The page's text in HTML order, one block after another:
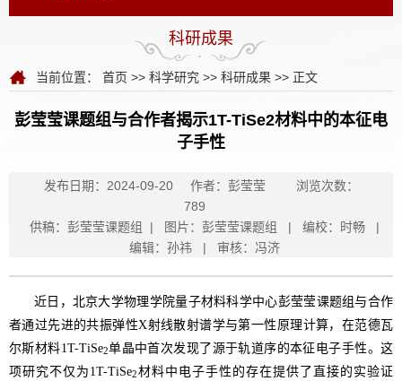
科研成果
当前位置： 首页 >> 科学研究 >> 科研成果 >> 正文
彭莹莹课题组与合作者揭示1T-TiSe2材料中的本征电
子手性
发布日期：2024-09-20 作者：彭莹莹
浏览次数：
789
供稿：彭莹莹课题组 | 图片：彭莹莹课题组 | 编校：时畅 |
编辑：孙祎 | 审核：冯济
近日，北京大学物理学院量子材料科学中心彭莹莹课题组与合作
者通过先进的共振弹性X射线散射谱学与第一性原理计算，在范德瓦
尔斯材料1T-TiSe2单晶中首次发现了源于轨道序的本征电子手性。这
项研究不仅为 1T-TiSe2材料中电子手性的存在提供了直接的实验证